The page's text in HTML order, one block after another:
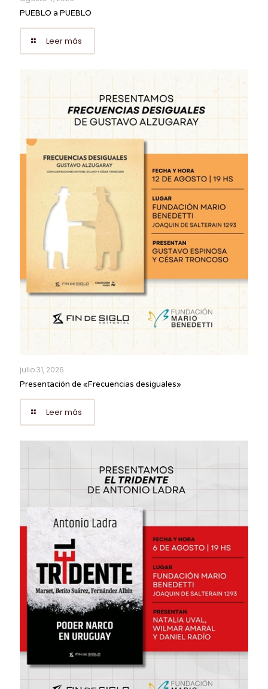
PUEBLO a PUEBLO
Leer más
julio 31, 2026
Presentación de «Frecuencias desiguales»
Leer más